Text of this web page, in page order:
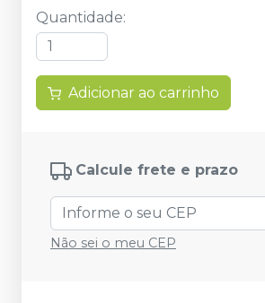
Quantidade:
Adicionar ao carrinho
Calcule frete e prazo
Não sei o meu CEP